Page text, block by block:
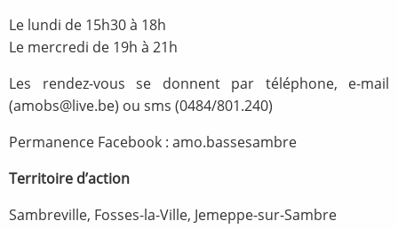
Le lundi de 15h30 à 18h
Le mercredi de 19h à 21h
Les rendez-vous se donnent par téléphone, e-mail
(amobs@live.be) ou sms (0484/801.240)
Permanence Facebook : amo.bassesambre
Territoire d’action
Sambreville, Fosses-la-Ville, Jemeppe-sur-Sambre